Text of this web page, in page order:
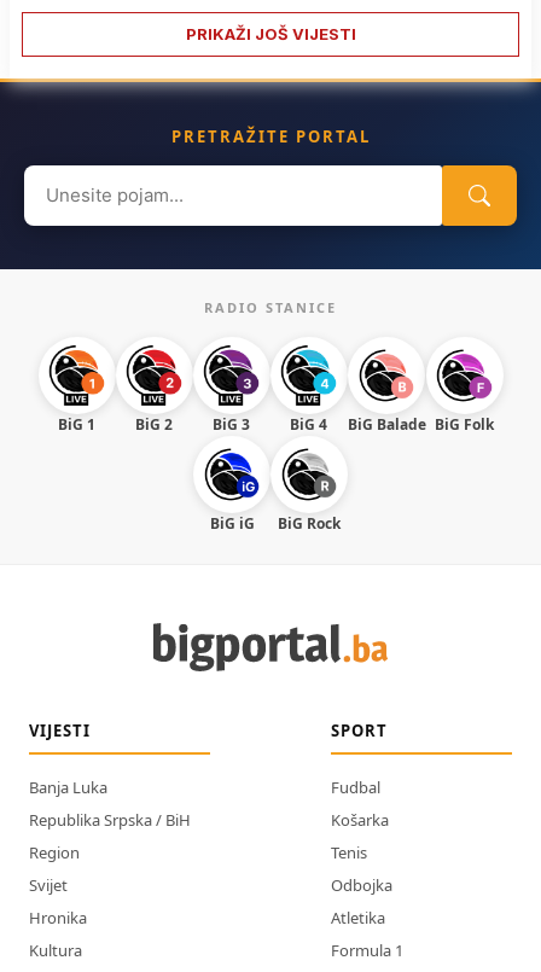
PRIKAŽI JOŠ VIJESTI
PRETRAŽITE PORTAL
Search
for:
RADIO STANICE
BiG 1 BiG 2 BiG 3 BiG 4 BiG Balade BiG Folk
BiG iG BiG Rock
VIJESTI
Banja Luka
Republika Srpska / BiH
Region
Svijet
Hronika
Kultura
SPORT
Fudbal
Košarka
Tenis
Odbojka
Atletika
Formula 1